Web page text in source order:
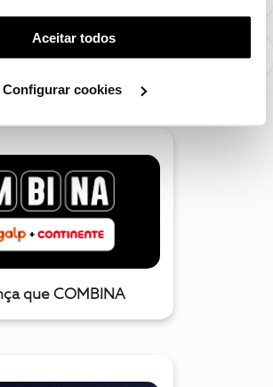
adaptar anúncios aos seus interesses
personalizada). Pode gerir a
clicando em "Configurar
Aceitar todos
Configurar cookies
que COMBINA